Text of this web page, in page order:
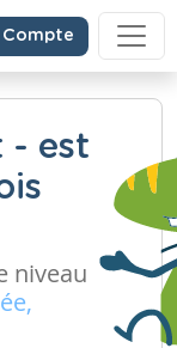
- est
niveau